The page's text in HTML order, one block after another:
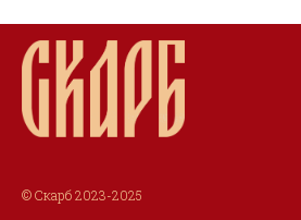
© Скарб 2023-2025